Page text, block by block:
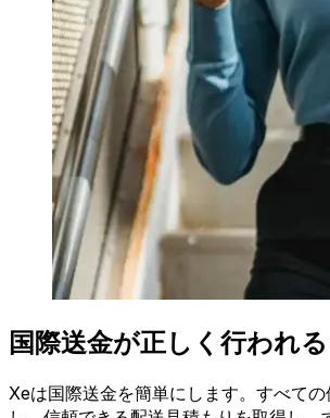
国際送金が正しく行われる
Xeは国際送金を簡単にします。すべて